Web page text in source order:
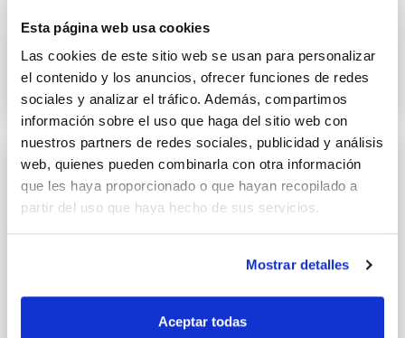
Esta página web usa cookies
Las cookies de este sitio web se usan para personalizar
el contenido y los anuncios, ofrecer funciones de redes
sociales y analizar el tráfico. Además, compartimos
información sobre el uso que haga del sitio web con
nuestros partners de redes sociales, publicidad y análisis
web, quienes pueden combinarla con otra información
que les haya proporcionado o que hayan recopilado a
partir del uso que haya hecho de sus servicios.
Mostrar detalles
Aceptar todas
de melón
14 JUNIO 2019